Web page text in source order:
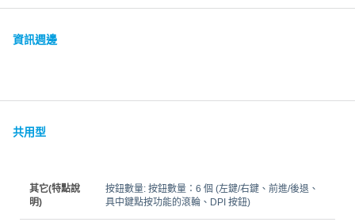
資訊週邊
共用型
其它(特點說
明)
按鈕數量: 按鈕數量：6 個 (左鍵/右鍵、前進/後退、
具中鍵點按功能的滾輪、DPI 按鈕)